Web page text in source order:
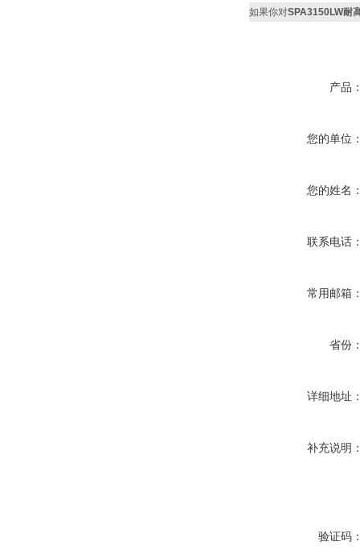
如果你对SPA3150LW耐
产品
您的单位
您的姓名
联系电话
常用邮箱
省份
详细地址
补充说明
验证码